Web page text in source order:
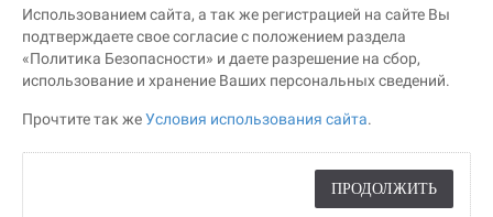
Использованием сайта, а так же регистрацией на сайте Вы
подтверждаете свое согласие с положением раздела
«Политика Безопасности» и даете разрешение на сбор,
использование и хранение Ваших персональных сведений.
Прочтите так жеУсловия использования сайта.
ПРОДОЛЖИТЬ